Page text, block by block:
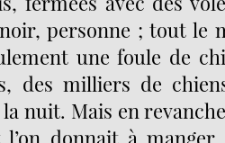
personne ; tout le
une foule de
des milliers de
nuit. Mais en